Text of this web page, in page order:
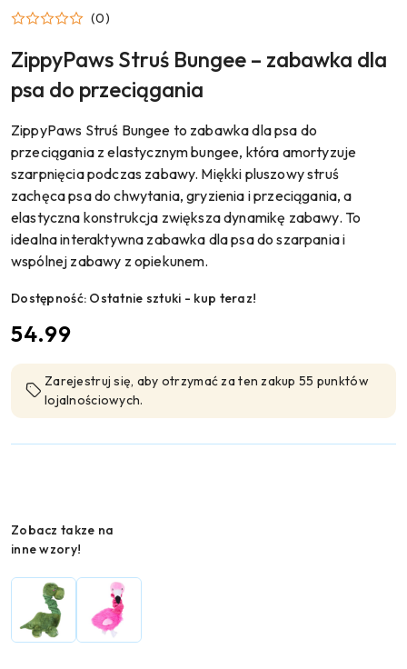
ZIPPY
PAWS (0)
ZippyPaws Struś Bungee – zabawka dla
psa do przeciągania
ZippyPaws Struś Bungee to zabawka dla psa do
przeciągania z elastycznym bungee, która amortyzuje
szarpnięcia podczas zabawy. Miękki pluszowy struś
zachęca psa do chwytania, gryzienia i przeciągania, a
elastyczna konstrukcja zwiększa dynamikę zabawy. To
idealna interaktywna zabawka dla psa do szarpania i
wspólnej zabawy z opiekunem.
Dostępność: Ostatnie sztuki - kup teraz!
cena:
54.99
Zarejestruj się, aby otrzymać za ten zakup 55 punktów
lojalnościowych.
Wariant
Zobacz takze na
inne wzory!